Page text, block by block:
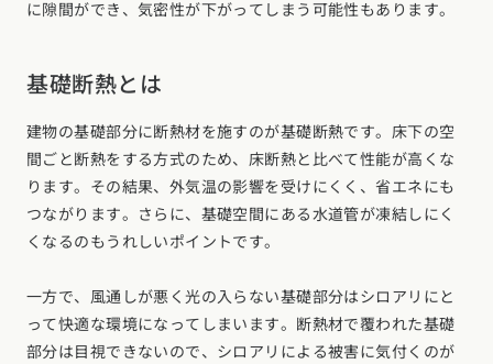
に隙間ができ、気密性が下がってしまう可能性もあります。
基礎断熱とは
建物の基礎部分に断熱材を施すのが基礎断熱です。床下の空
間ごと断熱をする方式のため、床断熱と比べて性能が高くな
ります。その結果、外気温の影響を受けにくく、省エネにも
つながります。さらに、基礎空間にある水道管が凍結しにく
くなるのもうれしいポイントです。
一方で、風通しが悪く光の入らない基礎部分はシロアリにと
って快適な環境になってしまいます。断熱材で覆われた基礎
部分は目視できないので、シロアリによる被害に気付くのが